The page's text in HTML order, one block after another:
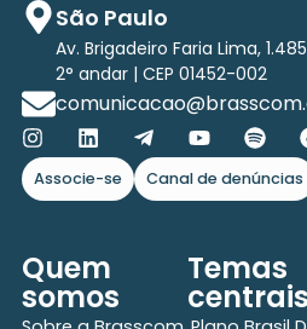
São Paulo
Av. Brigadeiro Faria Lima,
2° andar | CEP 01452-002
Associe-se Canal de denúncias
Quem
somos
Temas
centrais